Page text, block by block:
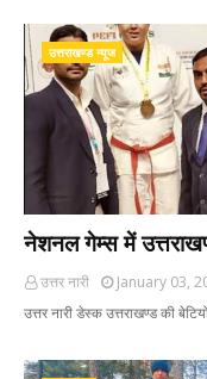
उत्तराखण्ड न्यूज
नेशनल गेम्स में
उत्तर नारी
January 03,
उत्तर नारी डेस्क उत्तराखण्ड की